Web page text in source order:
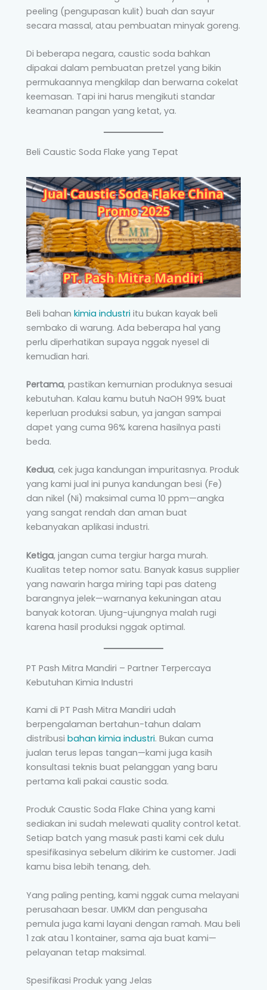
peeling (pengupasan kulit) buah dan sayur
secara massal, atau pembuatan minyak goreng.
Di beberapa negara, caustic soda bahkan
dipakai dalam pembuatan pretzel yang bikin
permukaannya mengkilap dan berwarna cokelat
keemasan. Tapi ini harus mengikuti standar
keamanan pangan yang ketat, ya.
Beli Caustic Soda Flake yang Tepat
Beli bahan kimia industri itu bukan kayak beli
sembako di warung. Ada beberapa hal yang
perlu diperhatikan supaya nggak nyesel di
kemudian hari.
Pertama, pastikan kemurnian produknya sesuai
kebutuhan. Kalau kamu butuh NaOH 99% buat
keperluan produksi sabun, ya jangan sampai
dapet yang cuma 96% karena hasilnya pasti
beda.
Kedua, cek juga kandungan impuritasnya. Produk
yang kami jual ini punya kandungan besi (Fe)
dan nikel (Ni) maksimal cuma 10 ppm—angka
yang sangat rendah dan aman buat
kebanyakan aplikasi industri.
Ketiga, jangan cuma tergiur harga murah.
Kualitas tetep nomor satu. Banyak kasus supplier
yang nawarin harga miring tapi pas dateng
barangnya jelek—warnanya kekuningan atau
banyak kotoran. Ujung-ujungnya malah rugi
karena hasil produksi nggak optimal.
PT Pash Mitra Mandiri – Partner Terpercaya
Kebutuhan Kimia Industri
Kami di PT Pash Mitra Mandiri udah
berpengalaman bertahun-tahun dalam
distribusi bahan kimia industri. Bukan cuma
jualan terus lepas tangan—kami juga kasih
konsultasi teknis buat pelanggan yang baru
pertama kali pakai caustic soda.
Produk Caustic Soda Flake China yang kami
sediakan ini sudah melewati quality control ketat.
Setiap batch yang masuk pasti kami cek dulu
spesifikasinya sebelum dikirim ke customer. Jadi
kamu bisa lebih tenang, deh.
Yang paling penting, kami nggak cuma melayani
perusahaan besar. UMKM dan pengusaha
pemula juga kami layani dengan ramah. Mau beli
1 zak atau 1 kontainer, sama aja buat kami—
pelayanan tetap maksimal.
Spesifikasi Produk yang Jelas